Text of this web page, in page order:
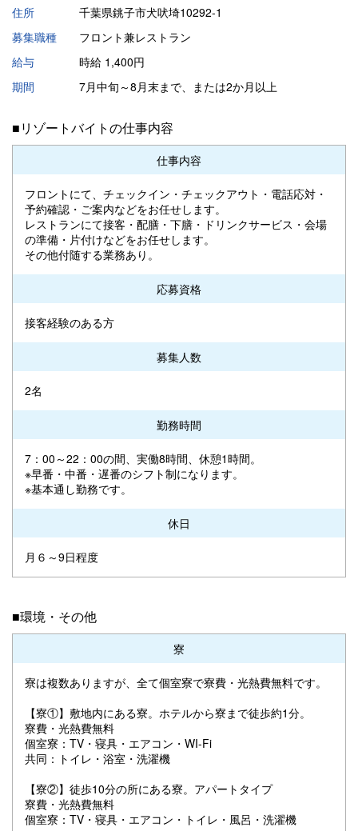
住所
千葉県銚子市犬吠埼10292-1
募集職種
フロント兼レストラン
給与
時給 1,400円
期間
7月中旬～8月末まで、または2か月以上
■リゾートバイトの仕事内容
仕事内容
フロントにて、チェックイン・チェックアウト・電話応対・
予約確認・ご案内などをお任せします。
レストランにて接客・配膳・下膳・ドリンクサービス・会場
の準備・片付けなどをお任せします。
その他付随する業務あり。
応募資格
接客経験のある方
募集人数
2名
勤務時間
7：00～22：00の間、実働8時間、休憩1時間。
※早番・中番・遅番のシフト制になります。
※基本通し勤務です。
休日
月６～9日程度
■環境・その他
寮
寮は複数ありますが、全て個室寮で寮費・光熱費無料です。
【寮①】敷地内にある寮。ホテルから寮まで徒歩約1分。
寮費・光熱費無料
個室寮：TV・寝具・エアコン・WI-Fi
共同：トイレ・浴室・洗濯機
【寮②】徒歩10分の所にある寮。アパートタイプ
寮費・光熱費無料
個室寮：TV・寝具・エアコン・トイレ・風呂・洗濯機